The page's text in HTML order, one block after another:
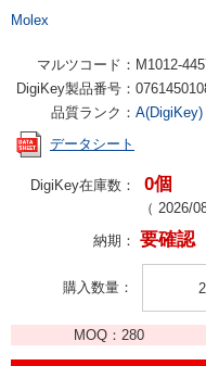
Molex
マルツコード： M1012-
DigiKey製品番号：
品質ランク： A(DigiKey)
データシート
DigiKey在庫数： 0個
（ 2026/
納期： 要確認
購入数量
MOQ：280